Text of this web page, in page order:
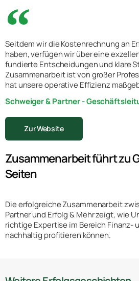
Seitdem wir die Kostenrechnung an
haben, verfügen wir über eine
fundierte Entscheidungen und klare
Zusammenarbeit ist von großer
hat unsere operative Effizienz
Schweiger & Partner -
Zur Website
Zusammenarbeit führt zu
Seiten
Die erfolgreiche Zusammenarbeit
Partner und Erfolg & Mehr zeigt, wie
richtige Expertise im Bereich Finanz-
nachhaltig profitieren können.